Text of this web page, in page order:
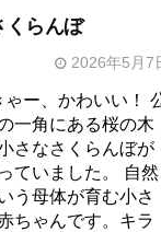
くらんぼ
2026年5月7
ゃー、かわいい！
一角にある桜の木
さなさくらんぼが
ていました。 自然
う母体が育む小さ
ちゃんです。キラ